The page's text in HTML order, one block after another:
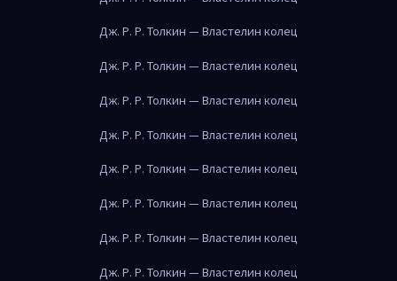
Дж. Р. Р. Толкин — Властелин колец
Дж. Р. Р. Толкин — Властелин колец
Дж. Р. Р. Толкин — Властелин колец
Дж. Р. Р. Толкин — Властелин колец
Дж. Р. Р. Толкин — Властелин колец
Дж. Р. Р. Толкин — Властелин колец
Дж. Р. Р. Толкин — Властелин колец
Дж. Р. Р. Толкин — Властелин колец